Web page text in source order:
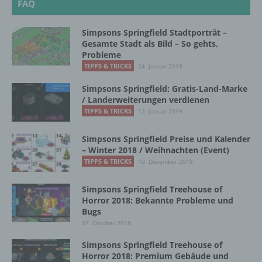
FAQ
Simpsons Springfield Stadtporträt –
Gesamte Stadt als Bild – So gehts,
Probleme
TIPPS & TRICKS 24. Januar 2019
Simpsons Springfield: Gratis-Land-Marke
/ Landerweiterungen verdienen
TIPPS & TRICKS 12. Januar 2019
Simpsons Springfield Preise und Kalender
– Winter 2018 / Weihnachten (Event)
TIPPS & TRICKS 10. Dezember 2018
Simpsons Springfield Treehouse of
Horror 2018: Bekannte Probleme und
Bugs
07. Oktober 2018
Simpsons Springfield Treehouse of
Horror 2018: Premium Gebäude und
merkt sich die Artikel, die ein Kunde in den
Die betroffene Person kann die Setzung von
Cookies durch unsere Internetseite jederzeit
mittels einer entsprechenden Einstellung des
der Setzung von Cookies dauerhaft
widersprechen. Ferner können bereits gesetzte
Cookies jederzeit über einen Internetbrowser oder
ist in allen gängigen Internetbrowsern möglich.
Deaktiviert die betroffene Person die Setzung von
Cookies in dem genutzten Internetbrowser, sind
unter Umständen nicht alle Funktionen unserer
Internetseite vollumfänglich nutzbar.
Erfassung von allgemeinen Daten und Informationen
Die Internetseite erfasst mit jedem Aufruf der